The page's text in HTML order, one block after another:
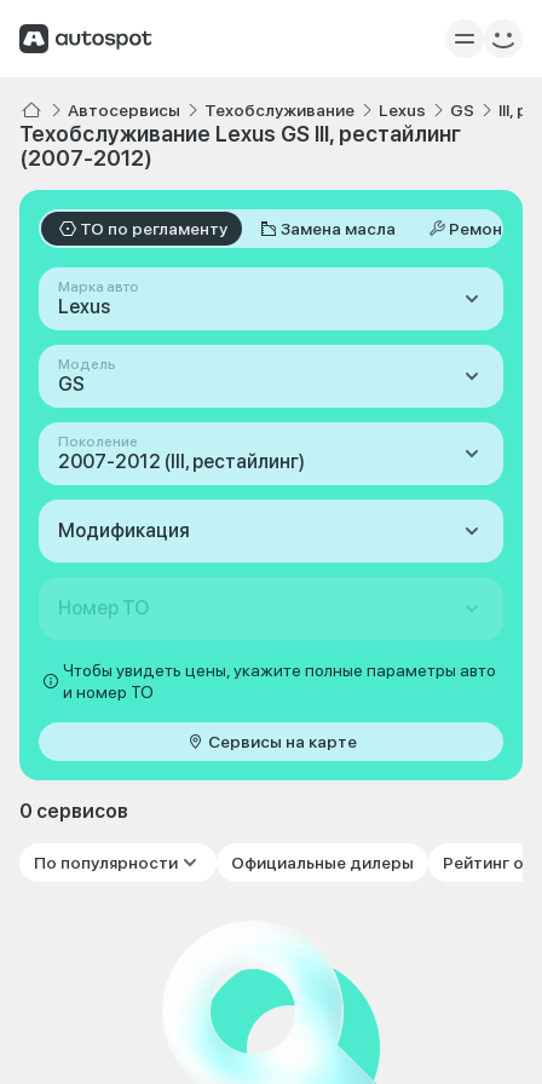
Автосервисы Техобслуживание Lexus GS III,
Техобслуживание Lexus GS III, рестайлинг
(2007-2012)
ТО по регламенту Замена масла Ремонт
Марка авто
Lexus
Модель
GS
Поколение
2007-2012 (III, рестайлинг)
Модификация
Номер ТО
Чтобы увидеть цены, укажите полные параметры авто
и номер ТО
Сервисы на карте
0 сервисов
По популярности Официальные дилеры Рейтинг